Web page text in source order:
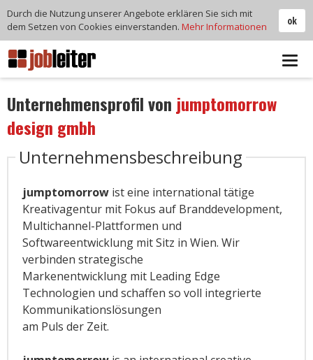
Unternehmensprofil von jumptomorrow
design gmbh
Unternehmensbeschreibung
jumptomorrow ist eine international tätige
Kreativagentur mit Fokus auf Branddevelopment,
Multichannel-Plattformen und
Softwareentwicklung mit Sitz in Wien. Wir
verbinden strategische
Markenentwicklung mit Leading Edge
Technologien und schaffen so voll integrierte
Kommunikationslösungen
am Puls der Zeit.
ok
Durch die Nutzung unserer Angebote erklären Sie sich mit
dem Setzen von Cookies einverstanden. Mehr Informationen